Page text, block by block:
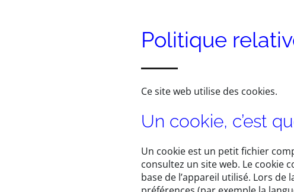
Politique
Ce site web utilise des cookies.
Un cookie, c’est
Un cookie est un petit fichier
consultez un site web. Le
base de l’appareil utilisé. Lors